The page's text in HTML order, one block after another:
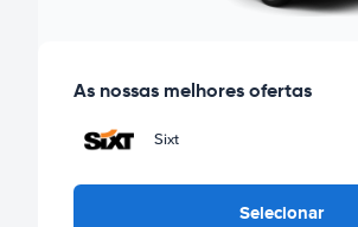
As nossas melhores ofertas
Sixt
Selecionar